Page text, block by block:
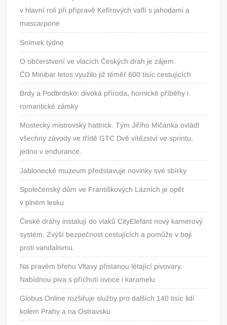
v hlavní roli při přípravě Kefírových vaflí s jahodami a
mascarpone
Snímek týdne
O občerstvení ve vlacích Českých drah je zájem.
ČD Minibar letos využilo již téměř 600 tisíc cestujících
Brdy a Podbrdsko: divoká příroda, hornické příběhy i
romantické zámky
Mostecký mistrovský hattrick. Tým Jiřího Mičánka ovládl
všechny závody ve třídě GTC Dvě vítězství ve sprintu,
jedno v endurance.
Jablonecké muzeum představuje novinky své sbírky
Společenský dům ve Františkových Lázních je opět
v plném lesku
České dráhy instalují do vlaků CityElefant nový kamerový
systém. Zvýší bezpečnost cestujících a pomůže v boji
proti vandalismu.
Na pravém břehu Vltavy přistanou létající pivovary.
Nabídnou piva s příchutí ovoce i karamelu
Globus Online rozšiřuje služby pro dalších 140 tisíc lidí
kolem Prahy a na Ostravsku